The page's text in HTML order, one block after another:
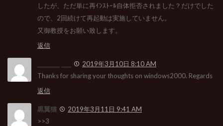
したが、ただ単に再ｲﾝｽﾄｰﾙ自体拒否されました？だけでした
ので、2回続けて再起動は実施していません。
又御教授をお願い致します。
返信
2019年3月10日 8:10 AM
Thanks for sharing your thoughts on windows2000. Regards
返信
黒翼猫
2019年3月11日 9:41 AM
>>3